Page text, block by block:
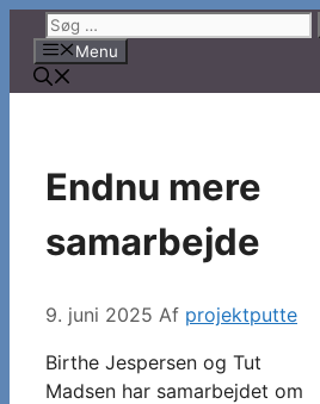
indhold
Søg
efter:Menu
Endnu mere
samarbejde
9. juni 2025 Af projektputte
Birthe Jespersen og Tut
Madsen har samarbejdet om